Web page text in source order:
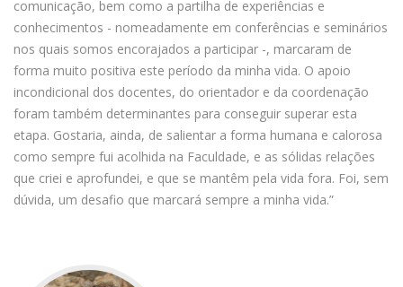
comunicação, bem como a partilha de experiências e
conhecimentos - nomeadamente em conferências e seminários
nos quais somos encorajados a participar -, marcaram de
forma muito positiva este período da minha vida. O apoio
incondicional dos docentes, do orientador e da coordenação
foram também determinantes para conseguir superar esta
etapa. Gostaria, ainda, de salientar a forma humana e calorosa
como sempre fui acolhida na Faculdade, e as sólidas relações
que criei e aprofundei, e que se mantêm pela vida fora. Foi, sem
dúvida, um desafio que marcará sempre a minha vida.”